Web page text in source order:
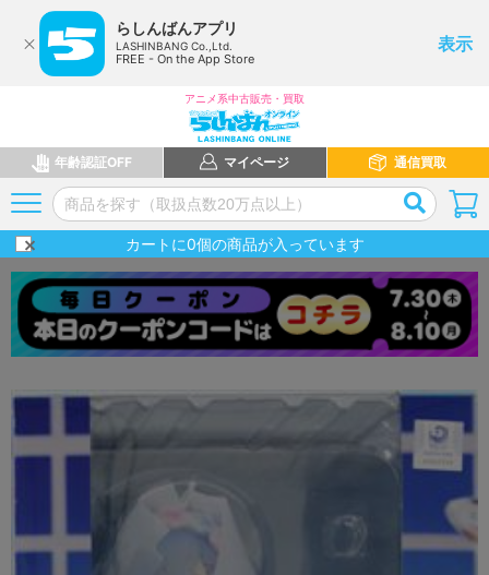
らしんばんアプリ
LASHINBANG Co.,Ltd.
FREE - On the App Store
表示
アニメ系中古販売・買取
年齢認証OFF マイページ 通信買取
カートに0個の商品が入っています